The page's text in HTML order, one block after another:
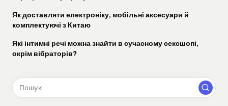
Як доставляти електроніку, мобільні аксесуари й
комплектуючі з Китаю
Які інтимні речі можна знайти в сучасному сексшопі,
окрім вібраторів?